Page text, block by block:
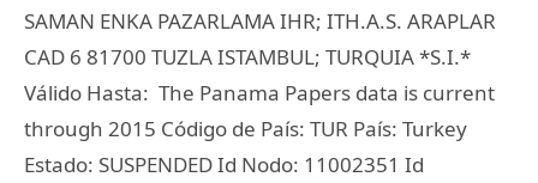
SAMAN ENKA PAZARLAMA IHR; ITH.A.S. ARAPLAR
CAD 6 81700 TUZLA ISTAMBUL; TURQUIA *S.I.*
Válido Hasta: The Panama Papers data is current
through 2015 Código de País: TUR País: Turkey
Estado: SUSPENDED Id Nodo: 11002351 Id